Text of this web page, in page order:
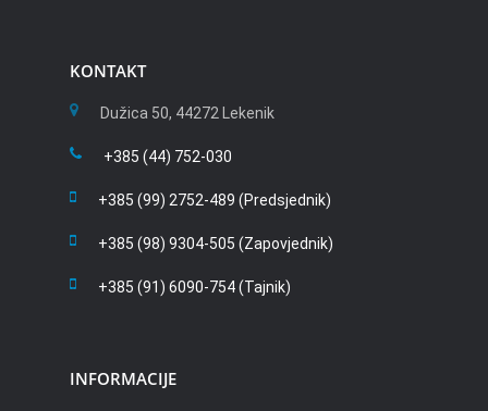
KONTAKT
Dužica 50, 44272 Lekenik
+385 (44) 752-030
+385 (99) 2752-489 (Predsjednik)
+385 (98) 9304-505 (Zapovjednik)
+385 (91) 6090-754 (Tajnik)
INFORMACIJE